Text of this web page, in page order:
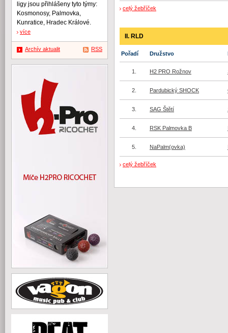
celý žebříček
II. RLD
Pořadí Družstvo
1. H2 PRO Rožnov
2. Pardubický SHOCK
3. SAG Štětí
4. RSK Palmovka B
5. NaPalm(ovka)
celý žebříček
ligy jsou přihlášeny tyto týmy:
Kosmonosy, Palmovka,
Kunratice, Hradec Králové.
více
Archív aktualit RSS